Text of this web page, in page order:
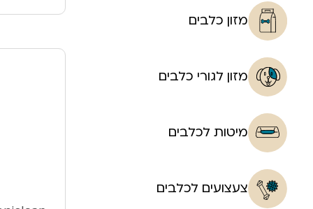
מזון כלבים
מזון לגורי כלבים
מיטות לכלבים
צעצועים לכלבים